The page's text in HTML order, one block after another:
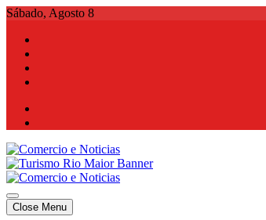
Skip
content
Sábado, Agosto 8
Comercio e Noticias
Notícias e Publicidade Online
Comercio e Noticias
Notícias e Publicidade Online
Close Menu